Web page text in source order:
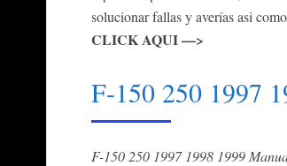
solucionar fallas y averías asi
CLICK AQUI —>
F-150 250 1997
F-150 250 1997 1998 1999